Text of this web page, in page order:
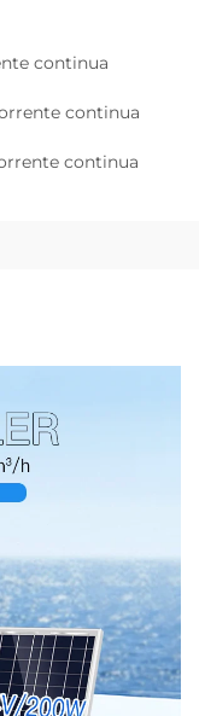
continua
continua
continua